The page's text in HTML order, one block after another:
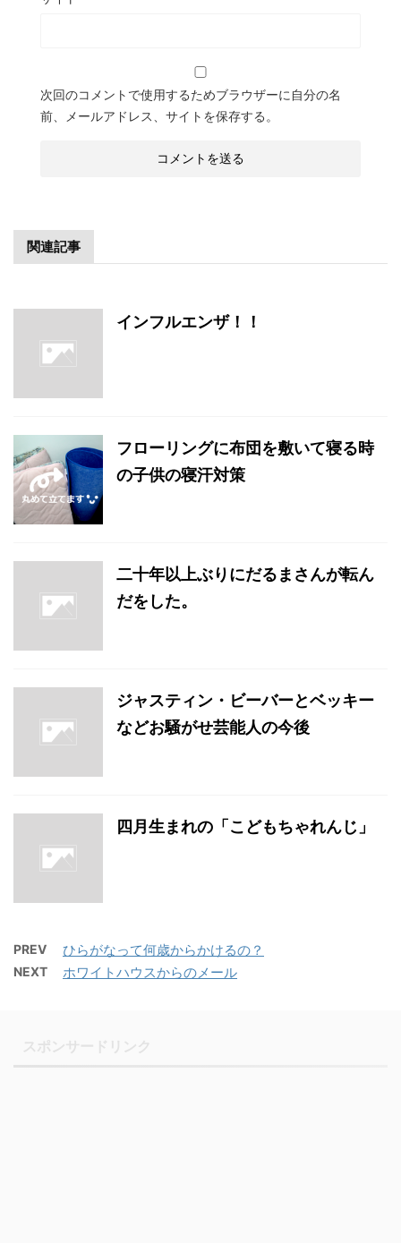
次回のコメントで使用するためブラウザーに自分の名
前、メールアドレス、サイトを保存する。
関連記事
インフルエンザ！！
フローリングに布団を敷いて寝る時
の子供の寝汗対策
二十年以上ぶりにだるまさんが転ん
だをした。
ジャスティン・ビーバーとベッキー
などお騒がせ芸能人の今後
四月生まれの「こどもちゃれんじ」
PREV ひらがなって何歳からかけるの？
NEXT ホワイトハウスからのメール